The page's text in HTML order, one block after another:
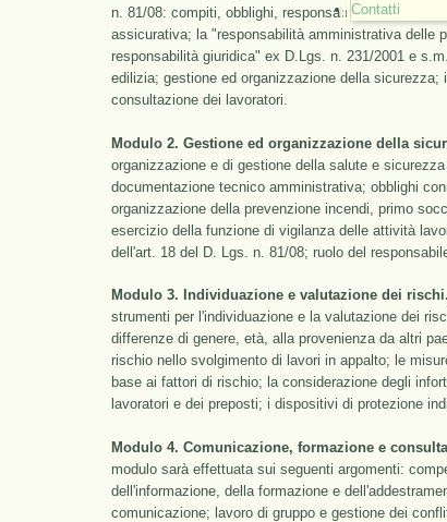
Contatti
n. 81/08: compiti, obblighi, responsabilità e tutela
assicurativa; la "responsabilità amministrativa delle
responsabilità giuridica" ex D.Lgs. n. 231/2001 e
edilizia; gestione ed organizzazione della
consultazione dei lavoratori.
Modulo 2. Gestione ed organizzazione della
organizzazione e di gestione della salute e
documentazione tecnico amministrativa; obblighi
organizzazione della prevenzione incendi, primo
esercizio della funzione di vigilanza delle attività
dell'art. 18 del D. Lgs. n. 81/08; ruolo del
Modulo 3. Individuazione e valutazione dei rischi.
strumenti per l'individuazione e la valutazione dei
differenze di genere, età, alla provenienza da altri
rischio nello svolgimento di lavori in appalto; le
base ai fattori di rischio; la considerazione degli
lavoratori e dei preposti; i dispositivi di protezione
Modulo 4. Comunicazione, formazione e
modulo sarà effettuata sui seguenti argomenti:
dell'informazione, della formazione e
comunicazione; lavoro di gruppo e gestione dei